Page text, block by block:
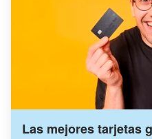
Las mejores tarjetas